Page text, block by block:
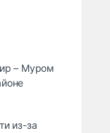
– Муром
из-за